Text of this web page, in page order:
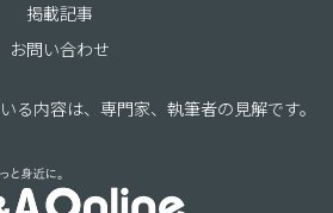
掲載記事
お問い合わせ
る内容は、専門家、執筆者の見解です。